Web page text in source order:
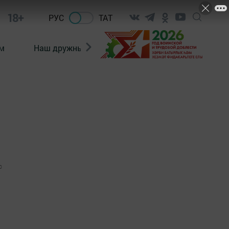
18+ РУС ТАТ
Наш дружный коллектив Документы